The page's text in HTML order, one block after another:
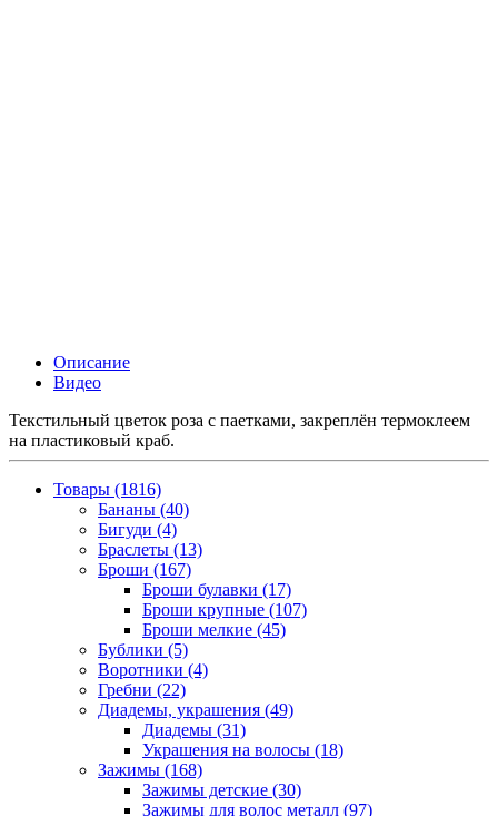
Описание
Видео
Текстильный цветок роза с паетками, закреплён термоклеем
на пластиковый краб.
Товары (1816)
Бананы (40)
Бигуди (4)
Браслеты (13)
Броши (167)
Броши булавки (17)
Броши крупные (107)
Броши мелкие (45)
Бублики (5)
Воротники (4)
Гребни (22)
Диадемы, украшения (49)
Диадемы (31)
Украшения на волосы (18)
Зажимы (168)
Зажимы детские (30)
Зажимы для волос металл (97)